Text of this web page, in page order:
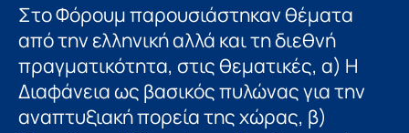
Στο Φόρουμ παρουσιάστηκαν θέματα
από την ελληνική αλλά και τη διεθνή
πραγματικότητα, στις θεματικές, α) Η
Διαφάνεια ως βασικός πυλώνας για την
αναπτυξιακή πορεία της χώρας, β)